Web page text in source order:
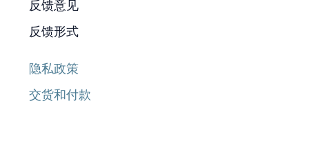
反馈意见
反馈形式
隐私政策
交货和付款